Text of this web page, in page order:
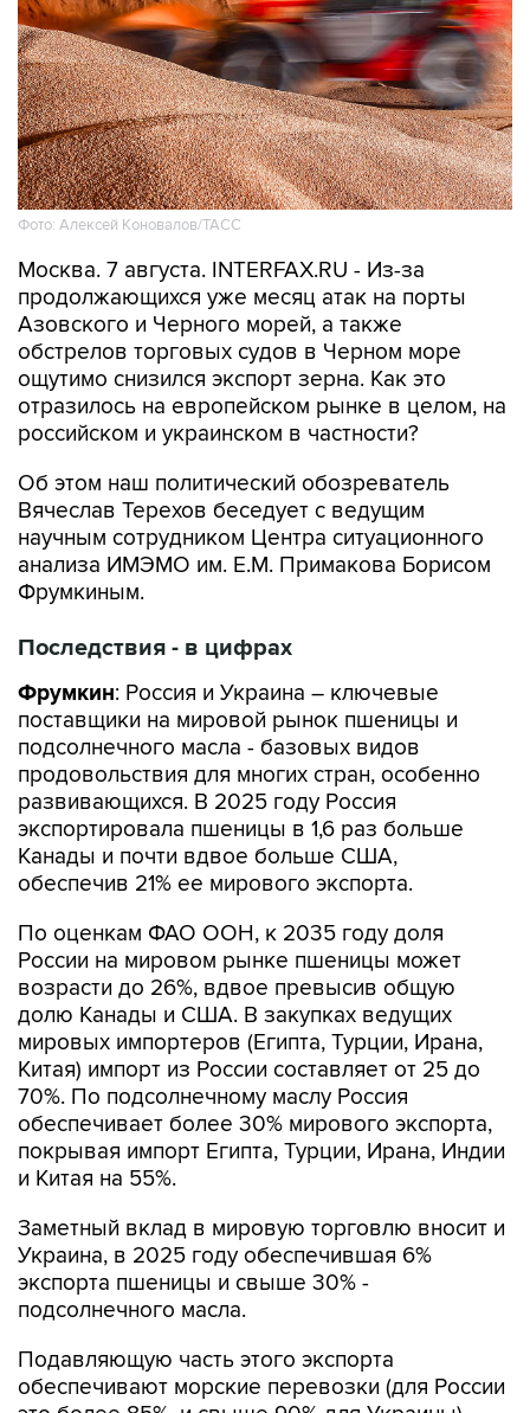
Фото: Алексей Коновалов/ТАСС
Москва. 7 августа. INTERFAX.RU - Из-за
продолжающихся уже месяц атак на порты
Азовского и Черного морей, а также
обстрелов торговых судов в Черном море
ощутимо снизился экспорт зерна. Как это
отразилось на европейском рынке в целом, на
российском и украинском в частности?
Об этом наш политический обозреватель
Вячеслав Терехов беседует с ведущим
научным сотрудником Центра ситуационного
анализа ИМЭМО им. Е.М. Примакова Борисом
Фрумкиным.
Последствия - в цифрах
Фрумкин: Россия и Украина – ключевые
поставщики на мировой рынок пшеницы и
подсолнечного масла - базовых видов
продовольствия для многих стран, особенно
развивающихся. В 2025 году Россия
экспортировала пшеницы в 1,6 раз больше
Канады и почти вдвое больше США,
обеспечив 21% ее мирового экспорта.
По оценкам ФАО ООН, к 2035 году доля
России на мировом рынке пшеницы может
возрасти до 26%, вдвое превысив общую
долю Канады и США. В закупках ведущих
мировых импортеров (Египта, Турции, Ирана,
Китая) импорт из России составляет от 25 до
70%. По подсолнечному маслу Россия
обеспечивает более 30% мирового экспорта,
покрывая импорт Египта, Турции, Ирана, Индии
и Китая на 55%.
Заметный вклад в мировую торговлю вносит и
Украина, в 2025 году обеспечившая 6%
экспорта пшеницы и свыше 30% -
подсолнечного масла.
Подавляющую часть этого экспорта
обеспечивают морские перевозки (для России